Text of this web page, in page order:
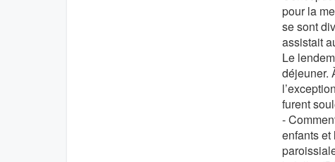
pour la
se sont
assistait
Le
déjeuner.
furent
-
enfants et